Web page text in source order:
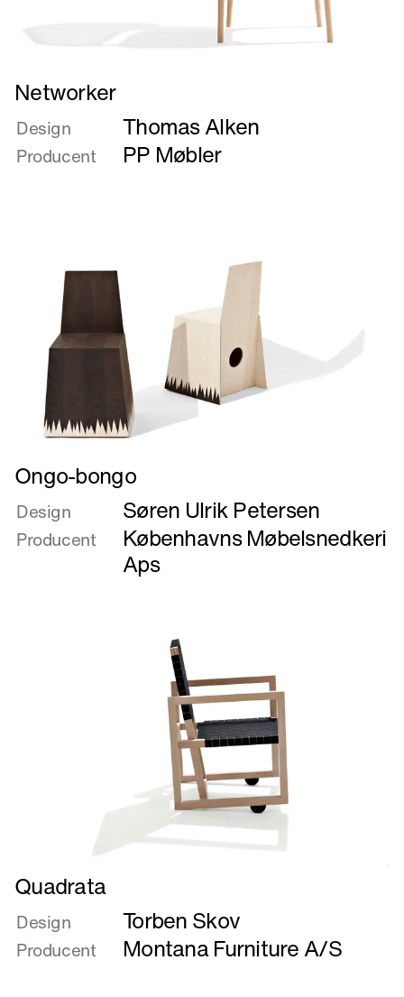
Læs
mere
om
Networker
Networker
Design Thomas Alken
Producent PP Møbler
Læs
mere
om
Ongo-
bongo
Ongo-bongo
Design Søren Ulrik Petersen
Producent
Københavns Møbelsnedkeri
Aps
Læs
mere
om
Quadrata
Quadrata
Design Torben Skov
Producent Montana Furniture A/S